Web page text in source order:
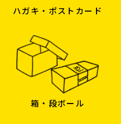
ハガキ・ポストカード
箱・段ボール